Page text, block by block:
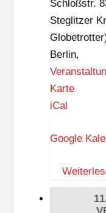
Schloßstr.
Steglitzer
Berlin,
KarteZ
–
e
i
iCal
Google